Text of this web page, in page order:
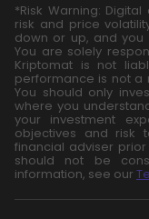
*Risk Warning:
risk and price
down or up, and
You are solely
Kriptomat is not
performance is not a
You should only
where you
your investment
objectives and risk
financial adviser
should not be
information, see our